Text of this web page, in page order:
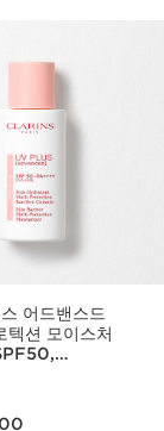
어드밴스드
텍션 모이스처